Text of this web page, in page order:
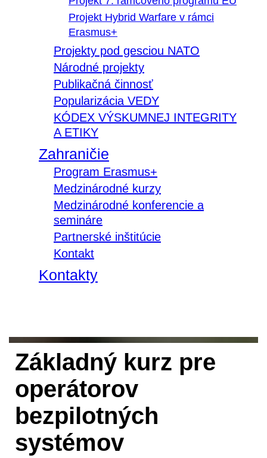
Projekt Hybrid Warfare v rámci
Erasmus+
Projekty pod gesciou NATO
Národné projekty
Publikačná činnosť
Popularizácia VEDY
KÓDEX VÝSKUMNEJ INTEGRITY
A ETIKY
Zahraničie
Program Erasmus+
Medzinárodné kurzy
Medzinárodné konferencie a
semináre
Partnerské inštitúcie
Kontakt
Kontakty
Základný kurz pre
operátorov
bezpilotných
systémov